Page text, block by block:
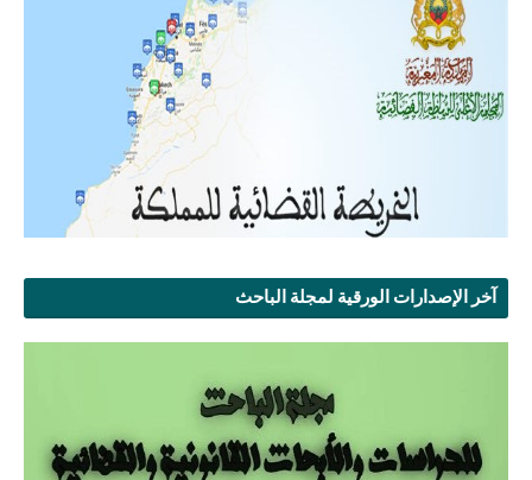
آخر الإصدارات الورقية لمجلة الباحث